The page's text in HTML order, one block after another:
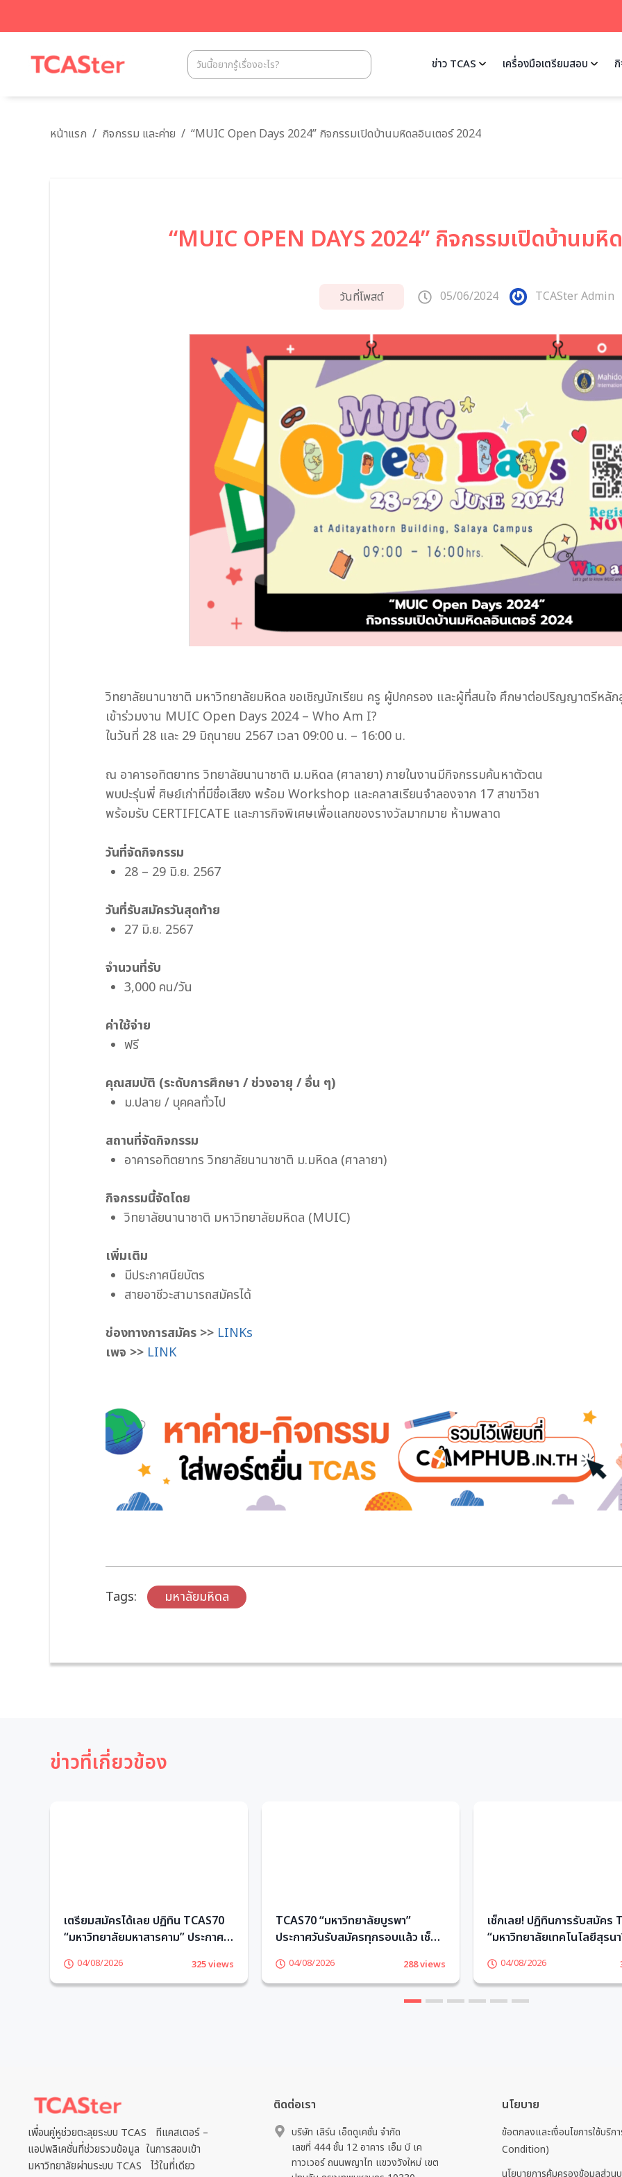
ข่าว TCAS เครื่องมือเตรียมสอบ
หน้าแรก / กิจกรรม และค่าย / “MUIC Open Days 2024” กิจกรรมเปิดบ้านมหิดลอินเตอร์ 2024
“MUIC OPEN DAYS 2024” กิจกรรมเปิดบ้านม
วันที่โพสต์ 05/06/2024 TCASter Admin
วิทยาลัยนานาชาติ มหาวิทยาลัยมหิดล ขอเชิญนักเรียน ครู ผู้ปกครอง และผู้ที่สนใจ ศึกษาต่อปริญญาตรีหลัก
เข้าร่วมงาน MUIC Open Days 2024 – Who Am I?
ในวันที่ 28 และ 29 มิถุนายน 2567 เวลา 09:00 น. – 16:00 น.
ณ อาคารอทิตยาทร วิทยาลัยนานาชาติ ม.มหิดล (ศาลายา) ภายในงานมีกิจกรรมค้นหาตัวตน
พบปะรุ่นพี่ ศิษย์เก่าที่มีชื่อเสียง พร้อม Workshop และคลาสเรียนจำลองจาก 17 สาขาวิชา
พร้อมรับ CERTIFICATE และภารกิจพิเศษเพื่อแลกของรางวัลมากมาย ห้ามพลาด
วันที่จัดกิจกรรม
28 – 29 มิ.ย. 2567
วันที่รับสมัครวันสุดท้าย
27 มิ.ย. 2567
จำนวนที่รับ
3,000 คน/วัน
ค่าใช้จ่าย
ฟรี
คุณสมบัติ (ระดับการศึกษา / ช่วงอายุ / อื่น ๆ)
ม.ปลาย / บุคคลทั่วไป
สถานที่จัดกิจกรรม
อาคารอทิตยาทร วิทยาลัยนานาชาติ ม.มหิดล (ศาลายา)
กิจกรรมนี้จัดโดย
วิทยาลัยนานาชาติ มหาวิทยาลัยมหิดล (MUIC)
เพิ่มเติม
มีประกาศนียบัตร
สายอาชีวะสามารถสมัครได้
ช่องทางการสมัคร >> LINKs
เพจ >> LINK
Tags: มหาลัยมหิดล
ข่าวที่เกี่ยวข้อง
เตรียมสมัครได้เลย ปฏิทิน TCAS70
“มหาวิทยาลัยมหาสารคาม” ประกาศ
04/08/2026 325 views
TCAS70 “มหาวิทยาลัยบูรพา”
ประกาศวันรับสมัครทุกรอบแล้ว เช็ก
04/08/2026 288 views
เช็กเลย! ปฏิทินการรับสมัคร
“มหาวิทยาลัยเทคโนโลยีสุรน
04/08/2026
3 4 5 6
เพื่อนคู่หูช่วยตะลุยระบบ TCAS ทีแคสเตอร์ –
แอปพลิเคชั่นที่ช่วยรวมข้อมูล ในการสอบเข้า
มหาวิทยาลัยผ่านระบบ TCAS ไว้ในที่เดียว
ติดต่อเรา
บริษัท เลิร์น เอ็ดดูเคชั่น จำกัด
เลขที่ 444 ชั้น 12 อาคาร เอ็ม บี เค
ทาวเวอร์ ถนนพญาไท แขวงวังใหม่ เขต
นโยบาย
ข้อตกลงและเงื่อนไขการใช้บริ
Condition)